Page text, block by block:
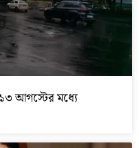
১৩ আগস্টের মধ্যে